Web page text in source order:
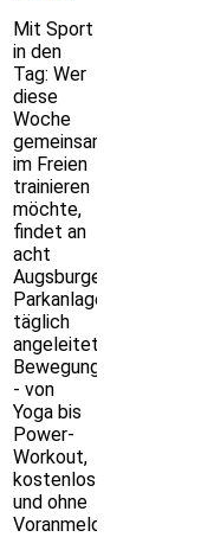
Mit Sport
in den
Tag: Wer
diese
Woche
gemeinsam
im Freien
trainieren
möchte,
findet an
acht
Augsburger
Parkanlagen
täglich
angeleitete
Bewegungsangebote
- von
Yoga bis
Power-
Workout,
kostenlos
und ohne
Voranmeldung.